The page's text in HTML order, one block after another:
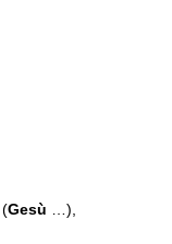
(Gesù …),